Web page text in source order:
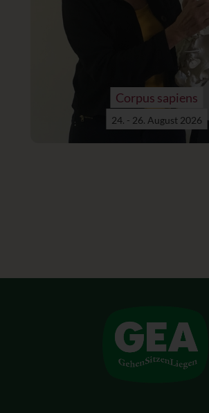
Corpus sapiens
24. - 26. August 2026